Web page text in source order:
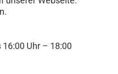
Uhr – 18:00